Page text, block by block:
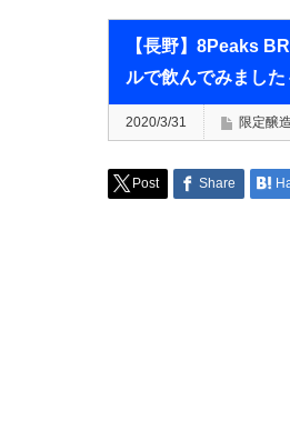
【長野】8Peaks
ルで飲んでみました
2020/3/31 限定醸
Post Share